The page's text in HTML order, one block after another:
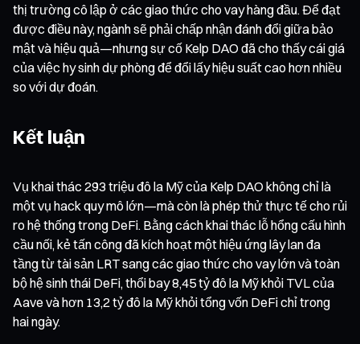
thị trường cô lập ở các giao thức cho vay hàng đầu. Để đạt
được điều này, ngành sẽ phải chấp nhận đánh đổi giữa bảo
mật và hiệu quả—nhưng sự cố Kelp DAO đã cho thấy cái giá
của việc hy sinh dự phòng để đổi lấy hiệu suất cao hơn nhiều
so với dự đoán.
Kết luận
Vụ khai thác 293 triệu đô la Mỹ của Kelp DAO không chỉ là
một vụ hack quy mô lớn—mà còn là phép thử thực tế cho rủi
ro hệ thống trong DeFi. Bằng cách khai thác lỗ hổng cấu hình
cầu nối, kẻ tấn công đã kích hoạt một hiệu ứng lây lan đa
tầng từ tài sản LRT sang các giao thức cho vay lớn và toàn
bộ hệ sinh thái DeFi, thổi bay 8,45 tỷ đô la Mỹ khỏi TVL của
Aave và hơn 13,2 tỷ đô la Mỹ khỏi tổng vốn DeFi chỉ trong
hai ngày.